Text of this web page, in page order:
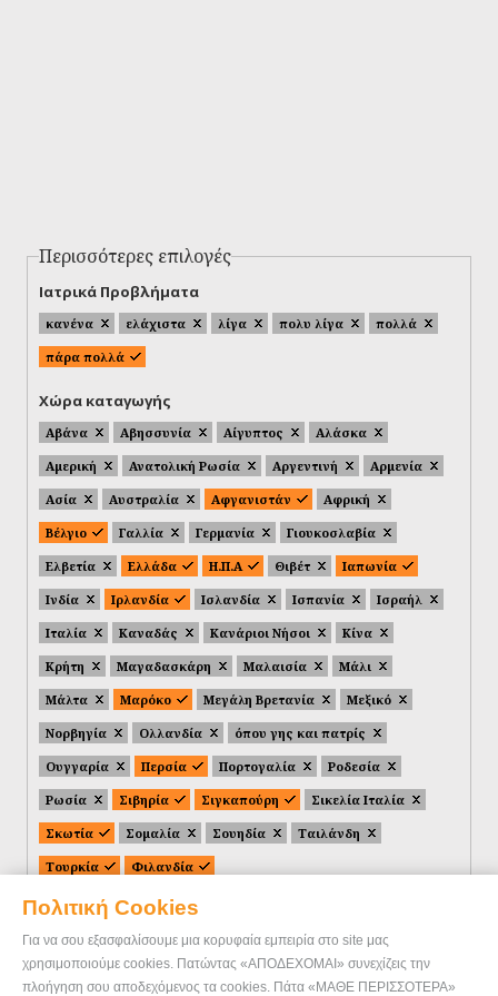
Πολιτική Cookies
Για να σου εξασφαλίσουμε μια κορυφαία εμπειρία στο site μας
χρησιμοποιούμε cookies. Πατώντας «ΑΠΟΔΕΧΟΜΑΙ» συνεχίζεις την
πλοήγηση σου αποδεχόμενος τα cookies. Πάτα «ΜΑΘΕ ΠΕΡΙΣΣΟΤΕΡΑ»
Περισσότερες επιλογές
Ιατρικά Προβλήματα
κανένα ελάχιστα λίγα πολυ λίγα
πολλά
πάρα πολλά
Χώρα καταγωγής
Αβάνα Αβησσυνία Αίγυπτος
Αλάσκα
Αμερική
Ανατολική Ρωσία Αργεντινή
Αρμενία
Ασία
Αυστραλία Αφγανιστάν
Αφρική
Βέλγιο
Γαλλία Γερμανία
Γιουκοσλαβία
Ελβετία
Ελλάδα Η.Π.Α Θιβέτ
Ιαπωνία
Ινδία
Ιρλανδία Ισλανδία Ισπανία
Ισραήλ
Ιταλία
Καναδάς Κανάριοι Νήσοι
Κίνα
Κρήτη
Μαγαδασκάρη Μαλαισία
Μάλι
Μάλτα
Μαρόκο Μεγάλη Βρετανία
Μεξικό
Νορβηγία
Ολλανδία
όπου γης και πατρίς
Ουγγαρία
Περσία Πορτογαλία
Ροδεσία
Ρωσία
Σιβηρία Σιγκαπούρη
Σικελία Ιταλία
Σκωτία
Σομαλία Σουηδία
Ταιλάνδη
Τουρκία
Φιλανδία